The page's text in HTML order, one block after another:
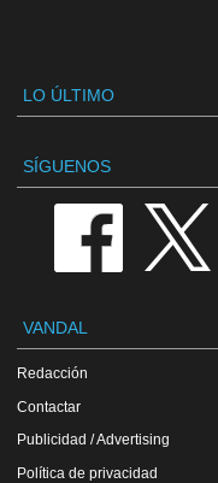
LO ÚLTIMO
SÍGUENOS
VANDAL
Redacción
Contactar
Publicidad / Advertising
Política de privacidad